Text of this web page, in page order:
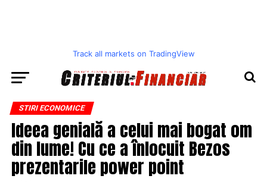
Track all markets on TradingView
STIRI ECONOMICE
Ideea genială a celui mai bogat om
din lume! Cu ce a înlocuit Bezos
prezentarile power point